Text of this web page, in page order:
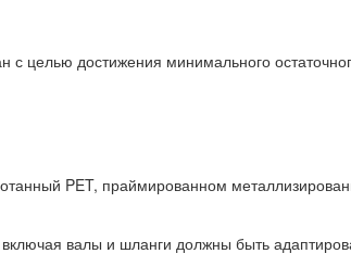
с целью достижения минимального
PET, праймированном
валы и шланги должны быть